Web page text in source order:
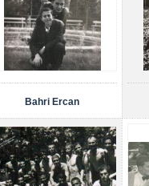
Bahri Ercan